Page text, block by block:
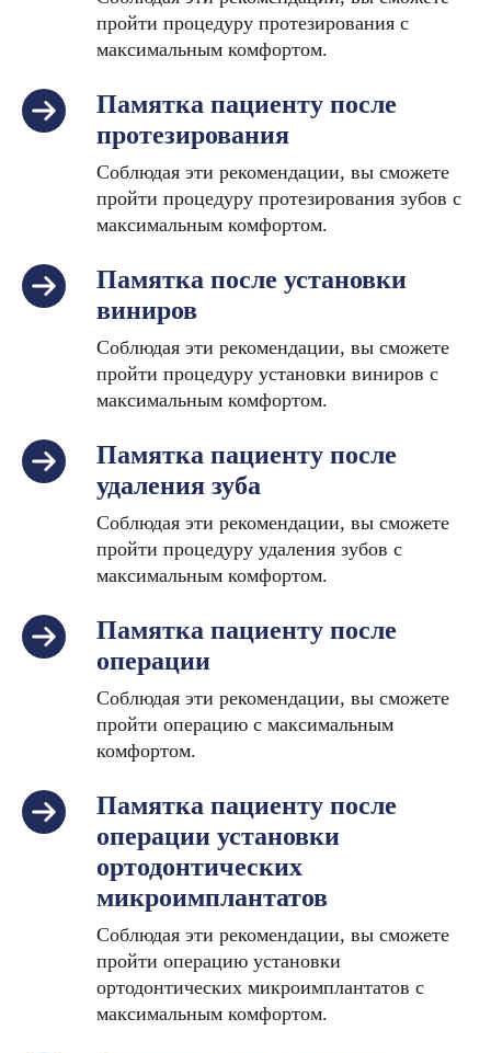
пройти процедуру протезирования с
максимальным комфортом.
Памятка пациенту после
протезирования
Соблюдая эти рекомендации, вы сможете
пройти процедуру протезирования зубов с
максимальным комфортом.
Памятка после установки
виниров
Соблюдая эти рекомендации, вы сможете
пройти процедуру установки виниров с
максимальным комфортом.
Памятка пациенту после
удаления зуба
Соблюдая эти рекомендации, вы сможете
пройти процедуру удаления зубов с
максимальным комфортом.
Памятка пациенту после
операции
Соблюдая эти рекомендации, вы сможете
пройти операцию с максимальным
комфортом.
Памятка пациенту после
операции установки
ортодонтических
микроимплантатов
Соблюдая эти рекомендации, вы сможете
пройти операцию установки
ортодонтических микроимплантатов с
максимальным комфортом.